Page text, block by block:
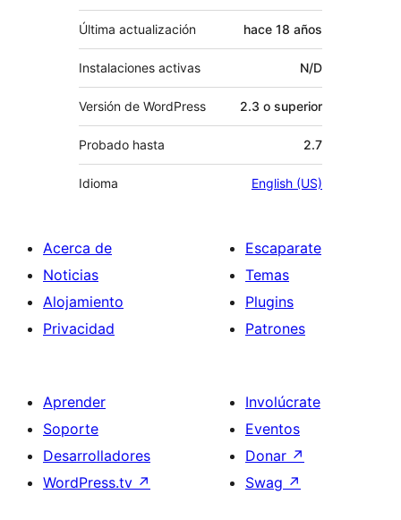
Última actualización hace 18 años
Instalaciones activas N/D
Versión de WordPress 2.3 o superior
Probado hasta 2.7
Idioma English (US)
Acerca de
Noticias
Alojamiento
Privacidad
Escaparate
Temas
Plugins
Patrones
Aprender
Soporte
Desarrolladores
WordPress.tv ↗
Involúcrate
Eventos
Donar ↗
Swag ↗